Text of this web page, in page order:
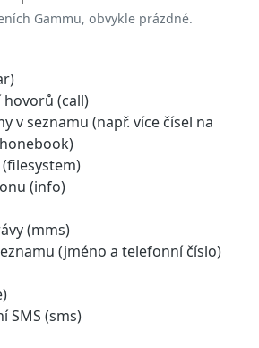
Gammu, obvykle prázdné.
hovorů (call)
v seznamu (např. více čísel na
(info)
(mms)
(jméno a telefonní číslo)
SMS (sms)